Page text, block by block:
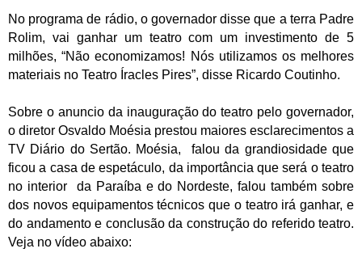
No programa de rádio, o governador disse que a terra Padre
Rolim, vai ganhar um teatro com um investimento de 5
milhões,“Não economizamos! Nós utilizamos os melhores
materiais no Teatro Íracles Pires”, disse Ricardo Coutinho.
Sobre o anuncio da inauguração do teatro pelo governador,
o diretor Osvaldo Moésia prestou maiores esclarecimentos a
TV Diário do Sertão. Moésia, falou da grandiosidade que
ficou a casa de espetáculo, da importância que será o teatro
no interior da Paraíba e do Nordeste, falou também sobre
dos novos equipamentos técnicos que o teatro irá ganhar, e
do andamento e conclusão da construção do referido teatro.
Veja no vídeo abaixo: